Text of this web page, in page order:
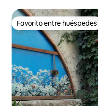
Favorito entre huéspedes
Favorito entre huéspedes